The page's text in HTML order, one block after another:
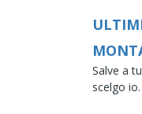
Salve a
scelgo